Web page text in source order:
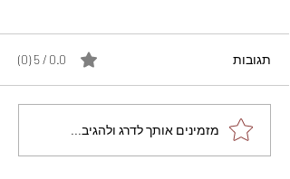
מתכון מנצח עוגת מייפל
שוקולד בחושה וקלה - זיוה
תגובות 0.0 / 5 ‏(0)
מזמינים אותך לדרג ולהגיב...